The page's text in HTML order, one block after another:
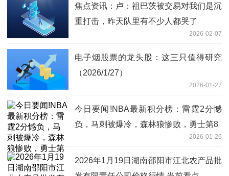
焦点资讯：卢：祖巴茨被交易对我们是沉
重打击，昨天队里有不少人都哭了
2026-02-07
电子烟股票的龙头股：这三只值得研究
（2026/1/27）
2026-01-27
今日要闻!NBA最新积分榜：雷霆2分憾
负，马刺被爆冷，森林狼惨败，勇士第8
2026-01-26
2026年1月19日湖南邵阳市江北农产品批